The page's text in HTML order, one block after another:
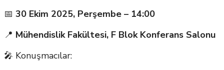
📅 30 Ekim 2025, Perşembe – 14:00
📍 Mühendislik Fakültesi, F Blok Konferans Salonu
🎤 Konuşmacılar: